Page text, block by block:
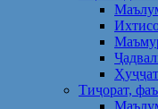
Тиҷорат,